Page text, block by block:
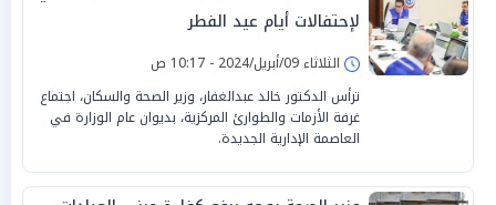
لإحتفالات أيام عيد الفطر
الثلاثاء 09/أبريل/2024 - 10:17 ص
ترأس الدكتور خالد عبدالغفار، وزير الصحة والسكان، اجتماع
غرفة الأزمات والطوارئ المركزية، بديوان عام الوزارة في
العاصمة الإدارية الجديدة.